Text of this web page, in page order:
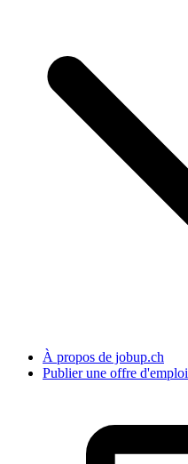
À propos de jobup.ch
Publier une offre d'emploi